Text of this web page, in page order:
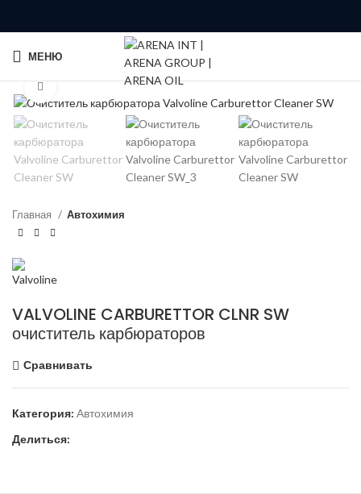
МЕНЮ
Click to enlarge
Главная Автохимия
VALVOLINE CARBURETTOR CLNR SW
очиститель карбюраторов
Сравнивать
Категория: Автохимия
Делиться: